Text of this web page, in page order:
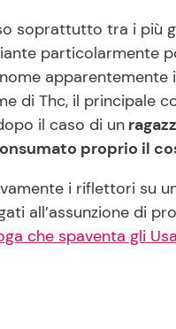
soprattutto tra i più
particolarmente
di Thc, il principale
il caso di un
proprio il
i riflettori su
all’assunzione di
che spaventa gli Usa